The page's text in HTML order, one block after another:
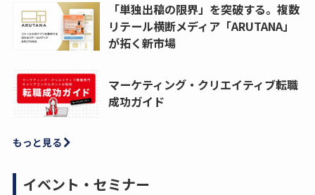
「単独出稿の限界」を突破する。複数
リテール横断メディア「ARUTANA」
が拓く新市場
マーケティング・クリエイティブ転職
成功ガイド
もっと見る
イベント・セミナー